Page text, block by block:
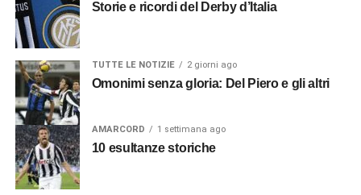
Storie e ricordi del Derby d’Italia
TUTTE LE NOTIZIE 2 giorni ago
Omonimi senza gloria: Del Piero e gli altri
AMARCORD 1 settimana ago
10 esultanze storiche